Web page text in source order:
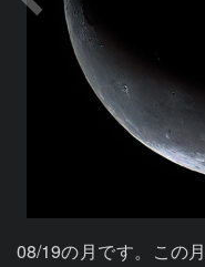
08/19の月です。この